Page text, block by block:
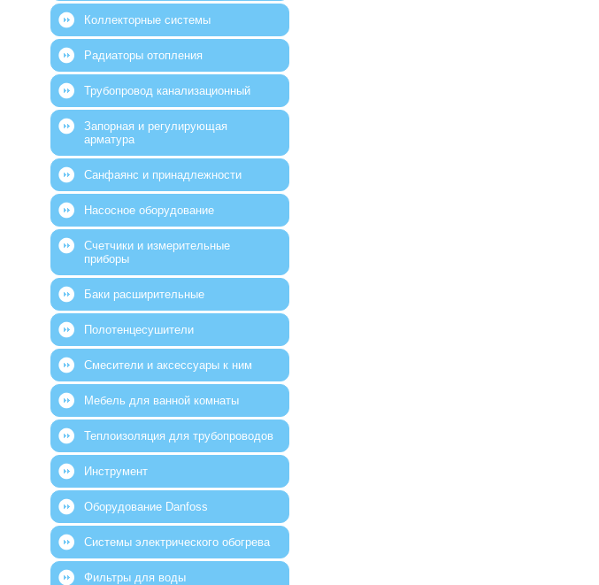
Коллекторные системы
Радиаторы отопления
Трубопровод канализационный
Запорная и регулирующая
арматура
Санфаянс и принадлежности
Насосное оборудование
Счетчики и измерительные
приборы
Баки расширительные
Полотенцесушители
Смесители и аксессуары к ним
Мебель для ванной комнаты
Теплоизоляция для трубопроводов
Инструмент
Оборудование Danfoss
Системы электрического обогрева
Фильтры для воды